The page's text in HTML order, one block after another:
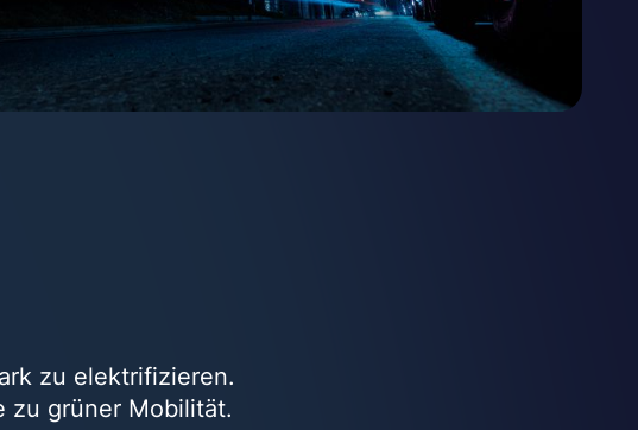
zu elektrifizieren.
zu grüner Mobilität.